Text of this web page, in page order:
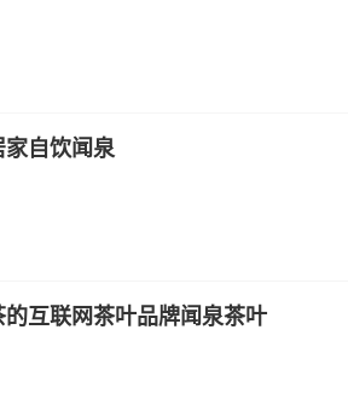
自饮闻泉
互联网茶叶品牌闻泉茶叶